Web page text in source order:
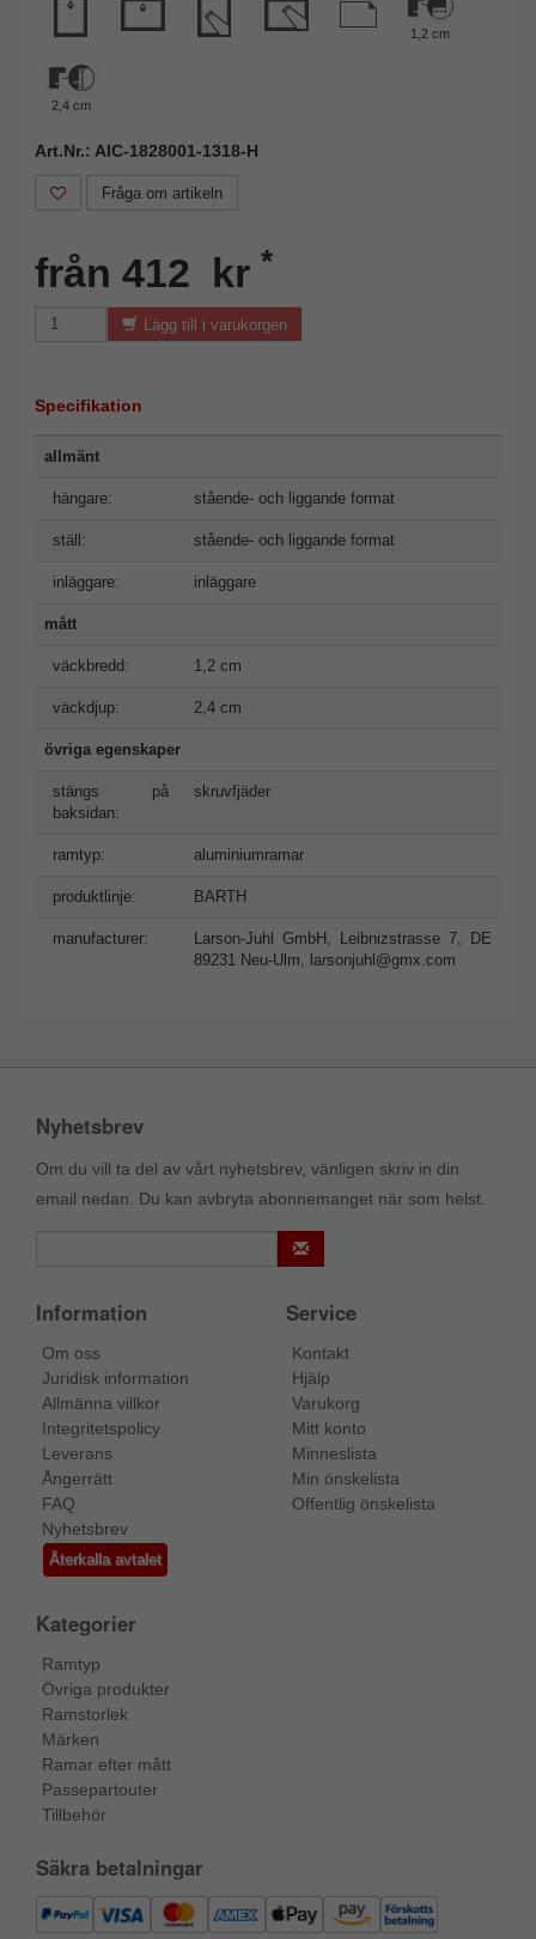
1,2 cm
2,4 cm
Art.Nr.: AIC-1828001-1318-H
Fråga om artikeln
från 412 kr *
Lägg till i varukorgen
Specifikation
allmänt
hängare: stående- och liggande format
ställ: stående- och liggande format
inläggare: inläggare
mått
väckbredd: 1,2 cm
väckdjup: 2,4 cm
övriga egenskaper
stängs på
baksidan:
skruvfjäder
ramtyp: aluminiumramar
produktlinje: BARTH
manufacturer:
Larson-Juhl GmbH, Leibnizstrasse 7, DE
89231 Neu-Ulm,
larsonjuhl@gmx.com
Nyhetsbrev
Om du vill ta del av vårt nyhetsbrev, vänligen skriv in din
email nedan. Du kan avbryta abonnemanget när som helst.
Information
Om oss
Juridisk information
Allmänna villkor
Integritetspolicy
Leverans
Ångerrätt
FAQ
Nyhetsbrev
Återkalla avtalet
Service
Kontakt
Hjälp
Varukorg
Mitt konto
Minneslista
Min önskelista
Offentlig önskelista
Kategorier
Ramtyp
Övriga produkter
Ramstorlek
Märken
Ramar efter mått
Passepartouter
Tillbehör
Säkra betalningar